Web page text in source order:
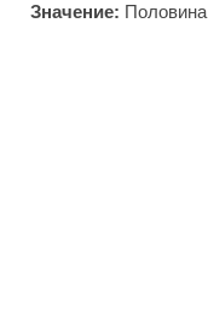
Значение: